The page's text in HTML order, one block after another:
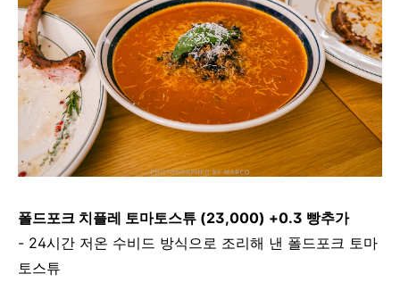
폴드포크 치플레 토마토스튜 (23,000) +0.3 빵추가
- 24시간 저온 수비드 방식으로 조리해 낸 폴드포크 토마
토스튜